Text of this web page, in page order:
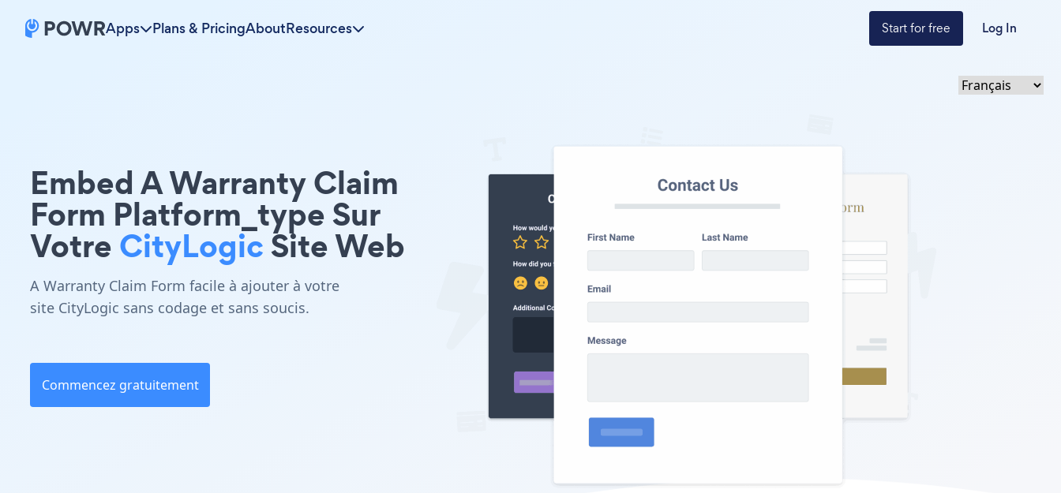
Apps Plans & PricingAboutResources Start for free Log In
Embed A Warranty Claim
Form Platform_type Sur
VotreCityLogicSite Web
A Warranty Claim Form facile à ajouter à votre
site CityLogic sans codage et sans soucis.
Commencez gratuitement